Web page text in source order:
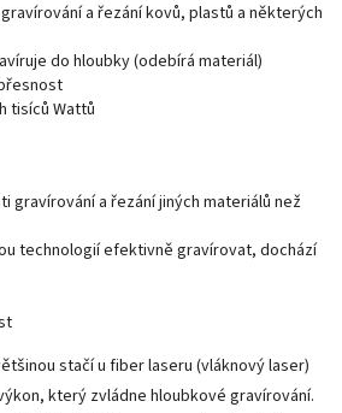
a řezání kovů, plastů a některých
do hloubky (odebírá materiál)
tisíců Wattů
gravírování a řezání jiných materiálů než
technologií efektivně gravírovat, dochází
stačí u fiber laseru (vláknový laser)
který zvládne hloubkové gravírování.